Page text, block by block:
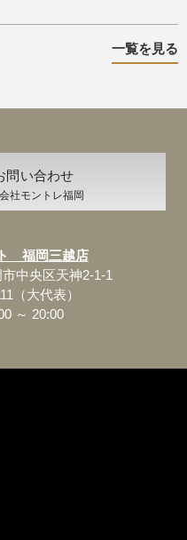
一覧を見る
問い合わせ
社モントレ福岡
福岡三越店
中央区天神2-1-1
（大代表）
～ 20:00